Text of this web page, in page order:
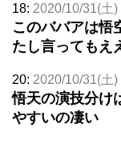
18: 2020/10/31(土
このババアは悟
たし言ってもえ
20: 2020/10/31(土
悟天の演技分け
やすいの凄い